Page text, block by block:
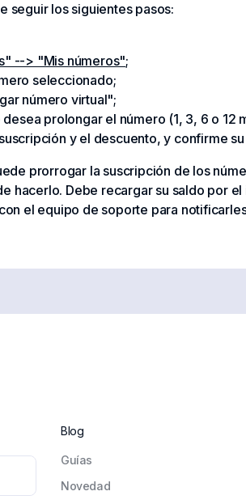
seguir los siguientes pasos:
--> "Mis números";
seleccionado;
número virtual";
prolongar el número (1, 3, 6 o 12
y el descuento, y confirme
prorrogar la suscripción de los
hacerlo. Debe recargar su saldo por
el equipo de soporte para
Blog
Guías
Novedad